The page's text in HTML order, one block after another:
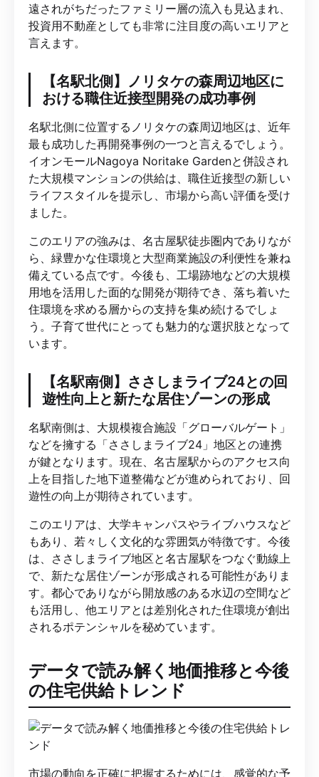
遠されがちだったファミリー層の流入も見込まれ、
投資用不動産としても非常に注目度の高いエリアと
言えます。
【名駅北側】ノリタケの森周辺地区に
おける職住近接型開発の成功事例
名駅北側に位置するノリタケの森周辺地区は、近年
最も成功した再開発事例の一つと言えるでしょう。
イオンモールNagoya Noritake Gardenと併設され
た大規模マンションの供給は、職住近接型の新しい
ライフスタイルを提示し、市場から高い評価を受け
ました。
このエリアの強みは、名古屋駅徒歩圏内でありなが
ら、緑豊かな住環境と大型商業施設の利便性を兼ね
備えている点です。今後も、工場跡地などの大規模
用地を活用した面的な開発が期待でき、落ち着いた
住環境を求める層からの支持を集め続けるでしょ
う。子育て世代にとっても魅力的な選択肢となって
います。
【名駅南側】ささしまライブ24との回
遊性向上と新たな居住ゾーンの形成
名駅南側は、大規模複合施設「グローバルゲート」
などを擁する「ささしまライブ24」地区との連携
が鍵となります。現在、名古屋駅からのアクセス向
上を目指した地下道整備などが進められており、回
遊性の向上が期待されています。
このエリアは、大学キャンパスやライブハウスなど
もあり、若々しく文化的な雰囲気が特徴です。今後
は、ささしまライブ地区と名古屋駅をつなぐ動線上
で、新たな居住ゾーンが形成される可能性がありま
す。都心でありながら開放感のある水辺の空間など
も活用し、他エリアとは差別化された住環境が創出
されるポテンシャルを秘めています。
データで読み解く地価推移と今後
の住宅供給トレンド
市場の動向を正確に把握するためには、感覚的な予